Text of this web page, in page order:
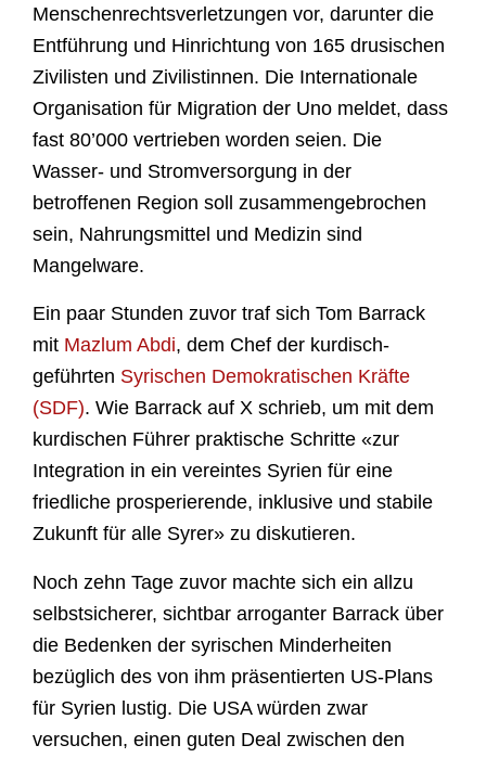
Menschenrechtsverletzungen vor, darunter die
Entführung und Hinrichtung von 165 drusischen
Zivilisten und Zivilistinnen. Die Internationale
Organisation für Migration der Uno meldet, dass
fast 80’000 vertrieben worden seien. Die
Wasser- und Stromversorgung in der
betroffenen Region soll zusammengebrochen
sein, Nahrungsmittel und Medizin sind
Mangelware.
Ein paar Stunden zuvor traf sich Tom Barrack
mit Mazlum Abdi, dem Chef der kurdisch-
geführten Syrischen Demokratischen Kräfte
(SDF). Wie Barrack auf X schrieb, um mit dem
kurdischen Führer praktische Schritte «zur
Integration in ein vereintes Syrien für eine
friedliche prosperierende, inklusive und stabile
Zukunft für alle Syrer» zu diskutieren.
Noch zehn Tage zuvor machte sich ein allzu
selbstsicherer, sichtbar arroganter Barrack über
die Bedenken der syrischen Minderheiten
bezüglich des von ihm präsentierten US-Plans
für Syrien lustig. Die USA würden zwar
versuchen, einen guten Deal zwischen den